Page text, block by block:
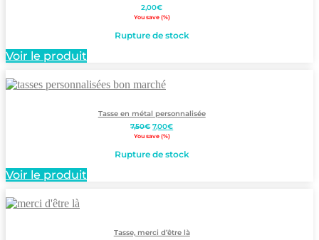
2,00€
You save (%)
Rupture de stock
Voir le produit
Tasse en métal personnalisée
7,50€ Le
prix
était :
7,00€Le
est :
You save (%)
Rupture de stock
Voir le produit
Tasse, merci d’être là